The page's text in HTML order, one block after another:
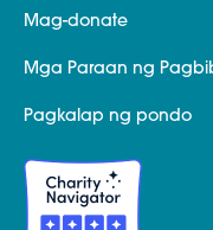
Mag-donate
Mga Paraan ng
Pagkalap ng pondo